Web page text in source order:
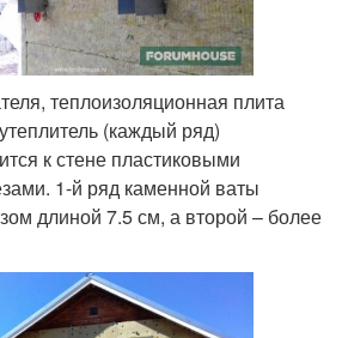
теплоизоляционная плита
(каждый ряд)
к стене пластиковыми
1-й ряд каменной ваты
длиной 7.5 см, а второй – более